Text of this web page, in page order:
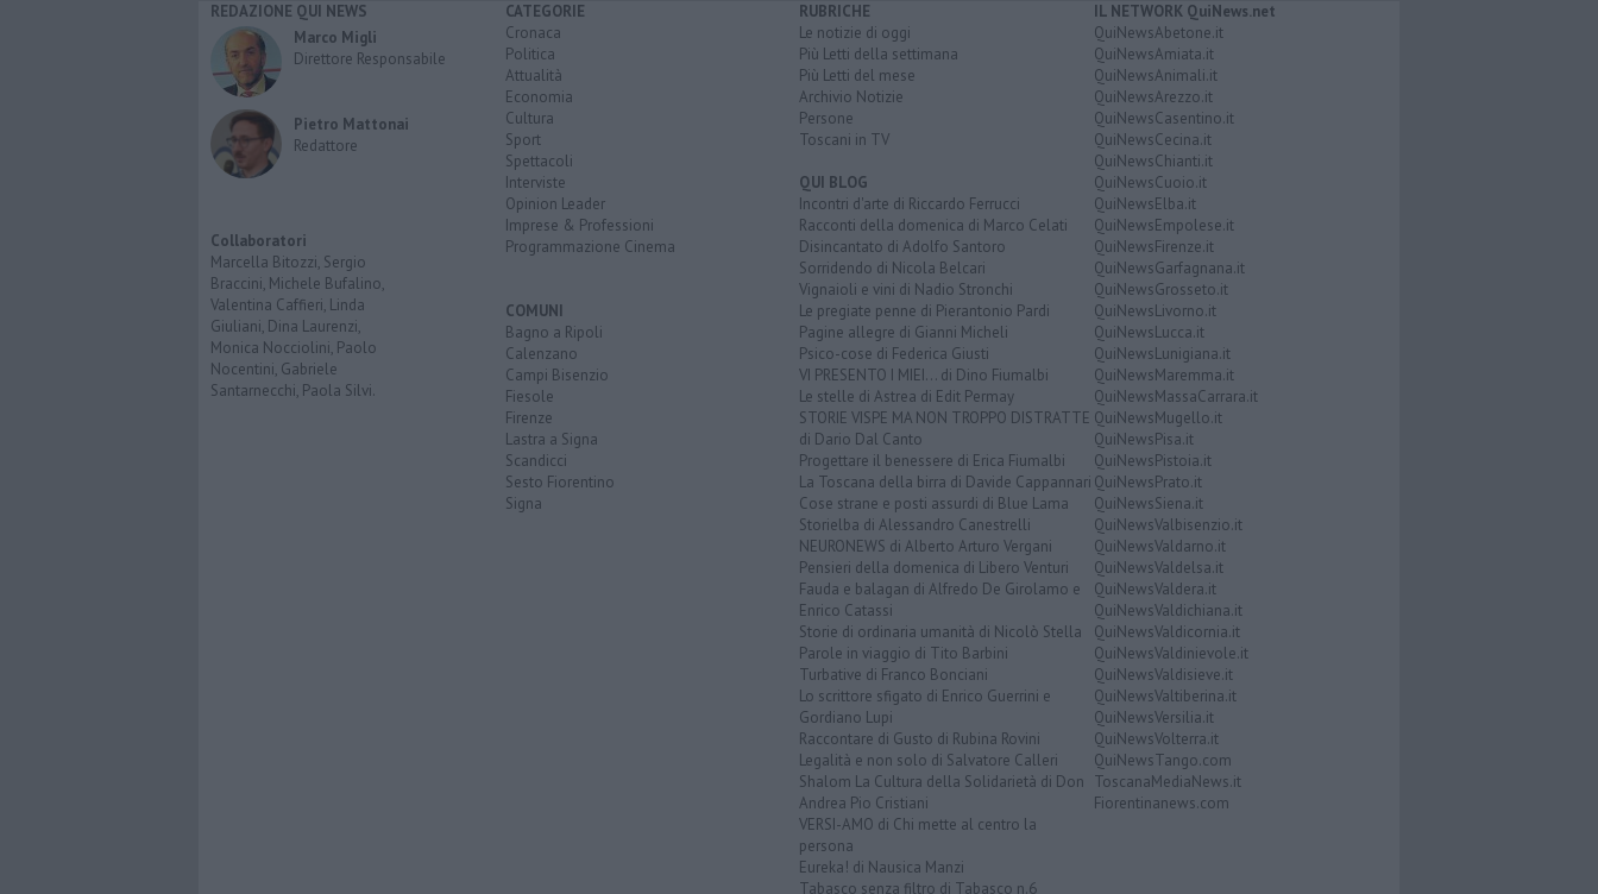
REDAZIONE QUI NEWS
Marco Migli
Direttore Responsabile
Pietro Mattonai
Redattore
Collaboratori
Marcella Bitozzi, Sergio
Braccini, Michele Bufalino,
Valentina Caffieri, Linda
Giuliani, Dina Laurenzi,
Monica Nocciolini, Paolo
Nocentini, Gabriele
Santarnecchi, Paola Silvi.
CATEGORIE
Cronaca
Politica
Attualità
Economia
Cultura
Sport
Spettacoli
Interviste
Opinion Leader
Imprese & Professioni
Programmazione Cinema
COMUNI
Bagno a Ripoli
Calenzano
Campi Bisenzio
Fiesole
Firenze
Lastra a Signa
Scandicci
Sesto Fiorentino
Signa
RUBRICHE
Le notizie di oggi
Più Letti della settimana
Più Letti del mese
Archivio Notizie
Persone
Toscani in TV
QUI BLOG
Incontri d'arte di Riccardo Ferrucci
Racconti della domenica di Marco Celati
Disincantato di Adolfo Santoro
Sorridendo di Nicola Belcari
Vignaioli e vini di Nadio Stronchi
Le pregiate penne di Pierantonio Pardi
Pagine allegre di Gianni Micheli
Psico-cose di Federica Giusti
VI PRESENTO I MIEI... di Dino Fiumalbi
Le stelle di Astrea di Edit Permay
STORIE VISPE MA NON TROPPO DISTRATTE
di Dario Dal Canto
Progettare il benessere di Erica Fiumalbi
La Toscana della birra di Davide Cappannari
Cose strane e posti assurdi di Blue Lama
Storielba di Alessandro Canestrelli
NEURONEWS di Alberto Arturo Vergani
Pensieri della domenica di Libero Venturi
Fauda e balagan di Alfredo De Girolamo e
Enrico Catassi
Storie di ordinaria umanità di Nicolò Stella
Parole in viaggio di Tito Barbini
Turbative di Franco Bonciani
Lo scrittore sfigato di Enrico Guerrini e
Gordiano Lupi
Raccontare di Gusto di Rubina Rovini
Legalità e non solo di Salvatore Calleri
Shalom La Cultura della Solidarietà di Don
Andrea Pio Cristiani
VERSI-AMO di Chi mette al centro la
persona
Eureka! di Nausica Manzi
Tabasco senza filtro di Tabasco n.6
IL NETWORK QuiNews.net
QuiNewsAbetone.it
QuiNewsAmiata.it
QuiNewsAnimali.it
QuiNewsArezzo.it
QuiNewsCasentino.it
QuiNewsCecina.it
QuiNewsChianti.it
QuiNewsCuoio.it
QuiNewsElba.it
QuiNewsEmpolese.it
QuiNewsFirenze.it
QuiNewsGarfagnana.it
QuiNewsGrosseto.it
QuiNewsLivorno.it
QuiNewsLucca.it
QuiNewsLunigiana.it
QuiNewsMaremma.it
QuiNewsMassaCarrara.it
QuiNewsMugello.it
QuiNewsPisa.it
QuiNewsPistoia.it
QuiNewsPrato.it
QuiNewsSiena.it
QuiNewsValbisenzio.it
QuiNewsValdarno.it
QuiNewsValdelsa.it
QuiNewsValdera.it
QuiNewsValdichiana.it
QuiNewsValdicornia.it
QuiNewsValdinievole.it
QuiNewsValdisieve.it
QuiNewsValtiberina.it
QuiNewsVersilia.it
QuiNewsVolterra.it
QuiNewsTango.com
ToscanaMediaNews.it
Fiorentinanews.com